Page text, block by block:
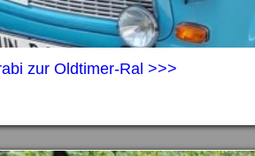
zur Oldtimer-Ral >>>